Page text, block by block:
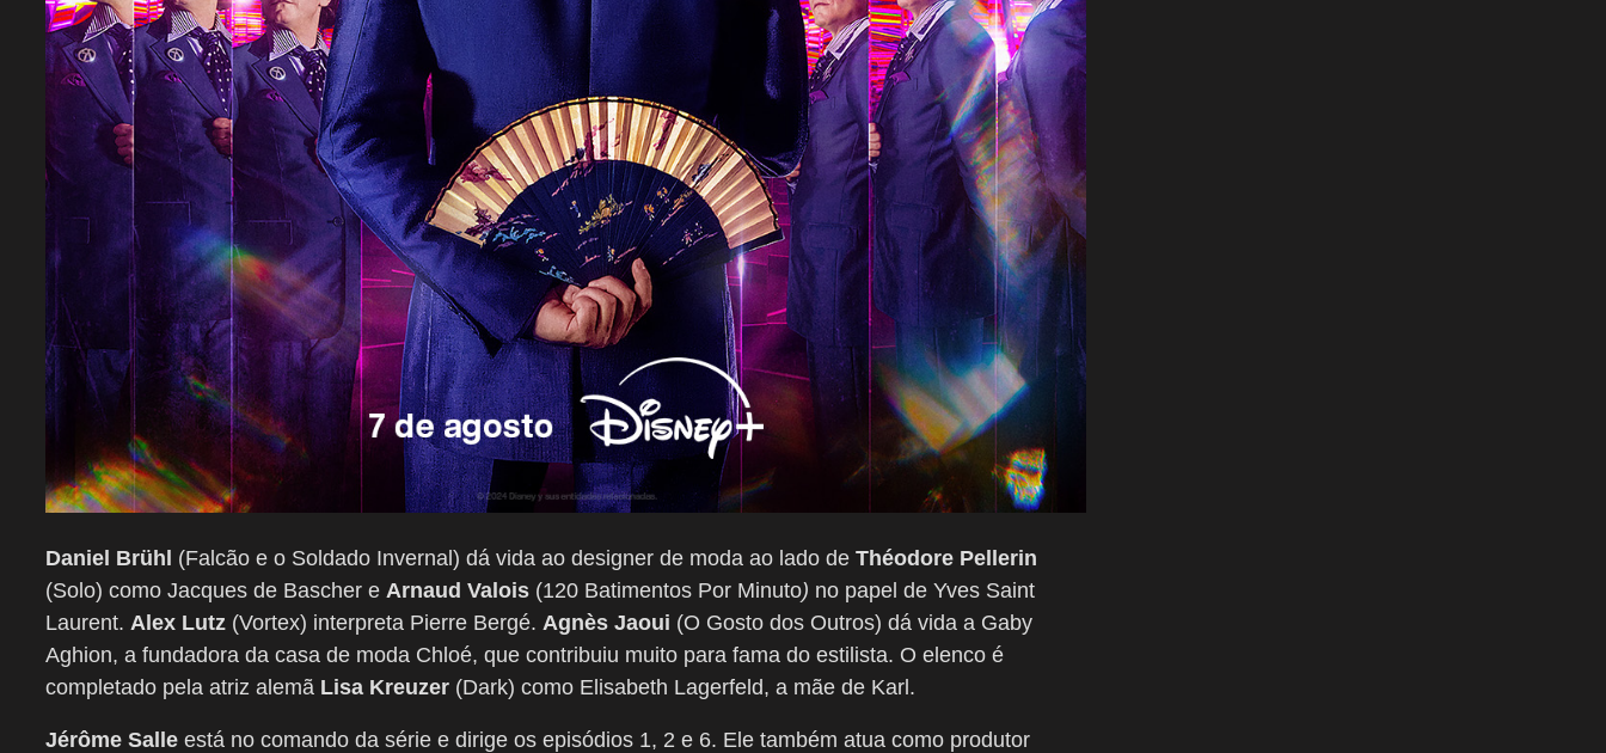
Daniel Brühl (Falcão e o Soldado Invernal) dá vida ao designer de moda ao lado de Théodore Pellerin
(Solo) como Jacques de Bascher e Arnaud Valois (120 Batimentos Por Minuto) no papel de Yves Saint
Laurent. Alex Lutz (Vortex) interpreta Pierre Bergé. Agnès Jaoui (O Gosto dos Outros) dá vida a Gaby
Aghion, a fundadora da casa de moda Chloé, que contribuiu muito para fama do estilista. O elenco é
completado pela atriz alemã Lisa Kreuzer (Dark) como Elisabeth Lagerfeld, a mãe de Karl.
Jérôme Salle está no comando da série e dirige os episódios 1, 2 e 6. Ele também atua como produtor